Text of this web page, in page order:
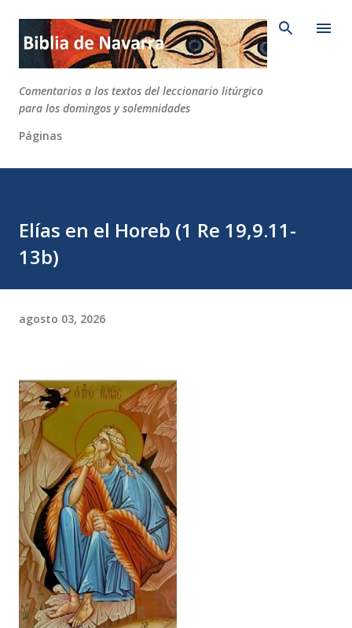
Ir al contenido principal
Comentarios a los textos del leccionario litúrgico
para los domingos y solemnidades
Páginas
Elías en el Horeb (1 Re 19,9.11-
13b)
agosto 03, 2026